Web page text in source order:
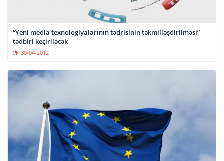
“Yeni media texnologiyalarının tədrisinin təkmilləşdirilməsi”
tədbiri keçiriləcək
30-04-2012